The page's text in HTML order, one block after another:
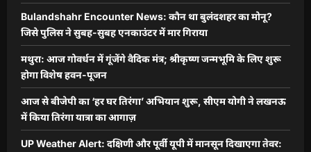
Bulandshahr Encounter News: कौन था बुलंदशहर का मोनू?
जिसे पुलिस ने सुबह-सुबह एनकाउंटर में मार गिराया
मथुरा: आज गोवर्धन में गूंजेंगे वैदिक मंत्र; श्रीकृष्ण जन्मभूमि के लिए शुरू
होगा विशेष हवन-पूजन
आज से बीजेपी का ‘हर घर तिरंगा’ अभियान शुरू, सीएम योगी ने लखनऊ
में किया तिरंगा यात्रा का आगाज़
UP Weather Alert: दक्षिणी और पूर्वी यूपी में मानसून दिखाएगा तेवर: